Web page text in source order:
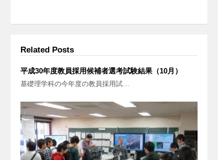
Related Posts
平成30年度教員採用候補者選考試験結果（10月）
基礎理学科の今年度の教員採用試…